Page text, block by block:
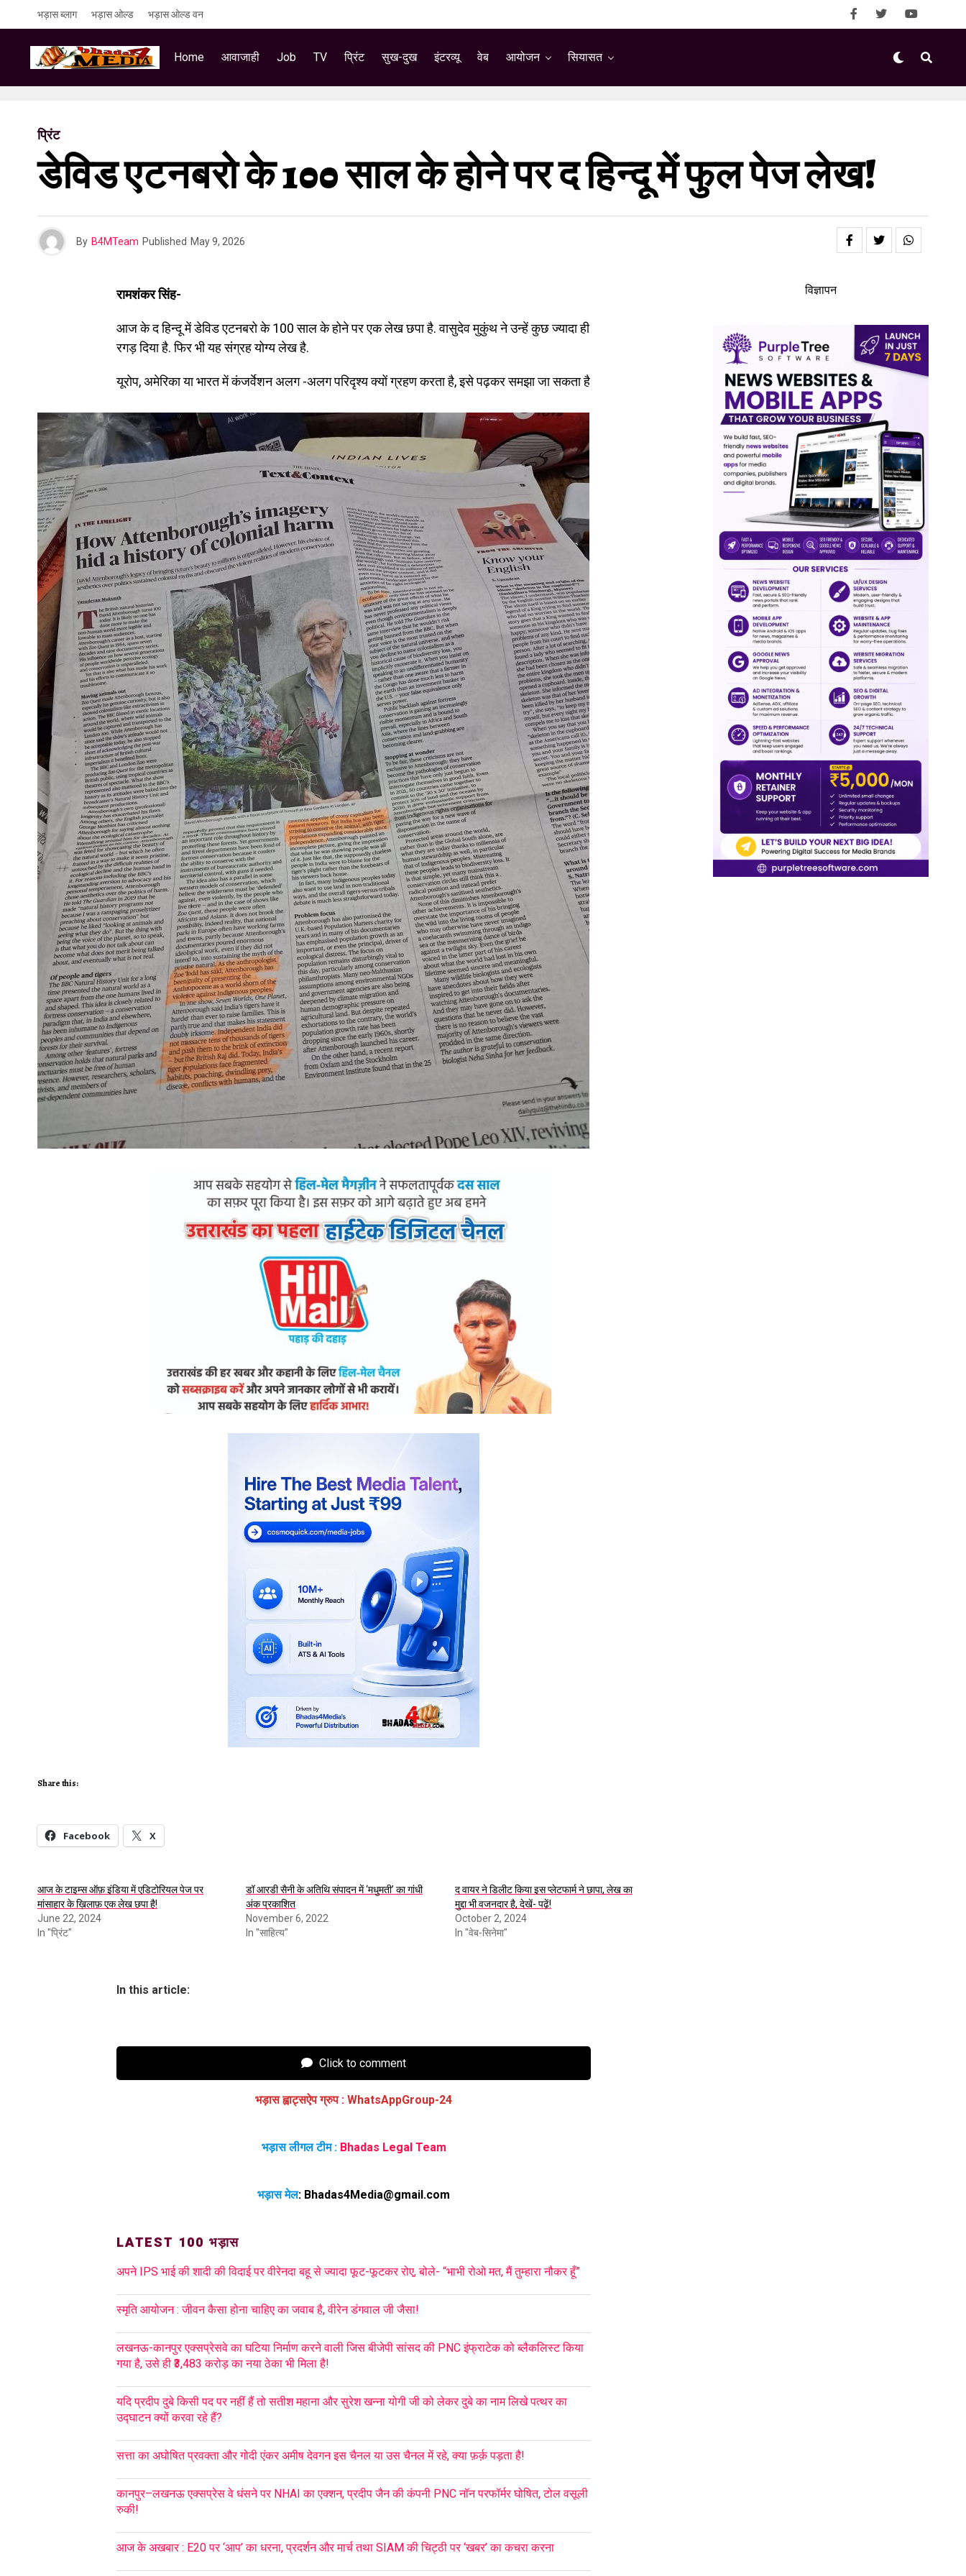
भड़ास ब्लाग भड़ास ओल्ड भड़ास ओल्ड वन
Home आवाजाही Job TV प्रिंट सुख-दुख इंटरव्यू वेब आयोजन सियासत
प्रिंट
डेविड एटनबरो के 100 साल के होने पर द हिन्दू में फुल पेज लेख!
By B4MTeam Published May 9, 2026
रामशंकर सिंह-
आज के द हिन्दू में डेविड एटनबरो के 100 साल के होने पर एक लेख छपा है. वासुदेव मुकुंथ ने उन्हें कुछ ज्यादा ही
रगड़ दिया है. फिर भी यह संग्रह योग्य लेख है.
यूरोप, अमेरिका या भारत में कंजर्वेशन अलग -अलग परिदृश्य क्यों ग्रहण करता है, इसे पढ़कर समझा जा सकता है
Share this:
Facebook X
आज के टाइम्स ऑफ़ इंडिया में एडिटोरियल पेज पर
मांसाहार के ख़िलाफ़ एक लेख छपा है!
June 22, 2024
In "प्रिंट"
डॉ आरडी सैनी के अतिथि संपादन में ‘मधुमती’ का गांधी
अंक प्रकाशित
November 6, 2022
In "साहित्य"
द वायर ने डिलीट किया इस प्लेटफार्म ने छापा, लेख का
मुद्दा भी वजनदार है, देखें- पढ़ें!
October 2, 2024
In "वेब-सिनेमा"
In this article:
Click to comment
भड़ास ह्वाट्सऐप ग्रुप : WhatsAppGroup-24
भड़ास लीगल टीम : Bhadas Legal Team
भड़ास मेल: Bhadas4Media@gmail.com
LATEST 100 भड़ास
अपने IPS भाई की शादी की विदाई पर वीरेनदा बहू से ज्यादा फूट-फूटकर रोए, बोले- “भाभी रोओ मत, मैं तुम्हारा नौकर हूँ”
स्मृति आयोजन : जीवन कैसा होना चाहिए का जवाब है, वीरेन डंगवाल जी जैसा!
लखनऊ-कानपुर एक्सप्रेसवे का घटिया निर्माण करने वाली जिस बीजेपी सांसद की PNC इंफ्राटेक को ब्लैकलिस्ट किया
गया है, उसे ही ₹3,483 करोड़ का नया ठेका भी मिला है!
यदि प्रदीप दुबे किसी पद पर नहीं हैं तो सतीश महाना और सुरेश खन्ना योगी जी को लेकर दुबे का नाम लिखे पत्थर का
उद्घाटन क्यों करवा रहे हैं?
सत्ता का अघोषित प्रवक्ता और गोदी एंकर अमीष देवगन इस चैनल या उस चैनल में रहे, क्या फ़र्क़ पड़ता है!
कानपुर–लखनऊ एक्सप्रेस वे धंसने पर NHAI का एक्शन, प्रदीप जैन की कंपनी PNC नॉन परफॉर्मर घोषित, टोल वसूली
रुकी!
आज के अखबार : E20 पर ‘आप’ का धरना, प्रदर्शन और मार्च तथा SIAM की चिट्ठी पर ‘खबर’ का कचरा करना
विज्ञापन